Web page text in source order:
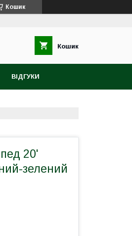
Кошик
Кошик
ВІДГУКИ
20'
зелений